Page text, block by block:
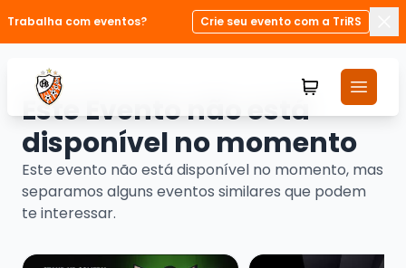
Trabalha com eventos?
Crie seu evento com a TriRS
Este Evento não está
disponível no momento
Este evento não está disponível no momento, mas
separamos alguns eventos similares que podem
te interessar.